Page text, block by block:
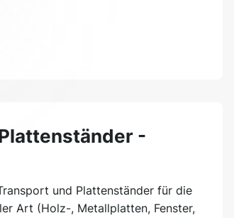
-
und Plattenständer für die
Art (Holz-, Metallplatten, Fenster,